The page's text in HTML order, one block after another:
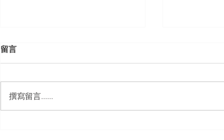
留言
撰寫留言......